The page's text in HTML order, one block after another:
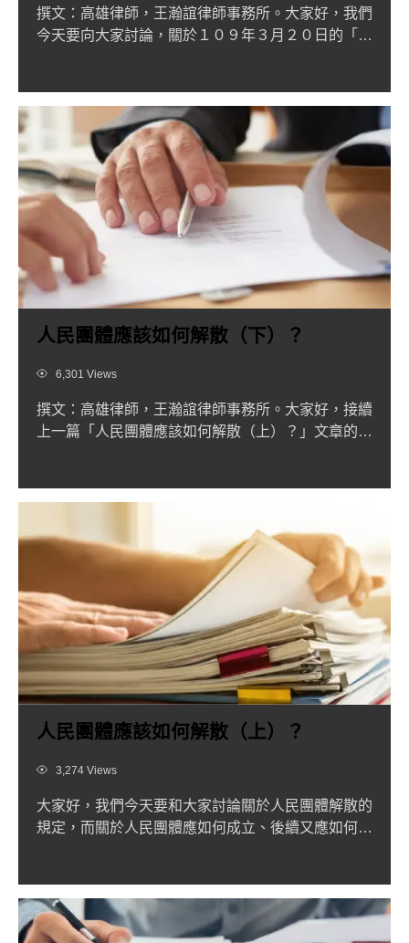
撰文：高雄律師，王瀚誼律師事務所。大家好，我們
今天要向大家討論，關於１０９年３月２０日的「釋
人民團體應該如何解散（下）？
Views6,301 Views
撰文：高雄律師，王瀚誼律師事務所。大家好，接續
上一篇「人民團體應該如何解散（上）？」文章的討
人民團體應該如何解散（上）？
Views3,274 Views
大家好，我們今天要和大家討論關於人民團體解散的
規定，而關於人民團體應如何成立、後續又應如何運